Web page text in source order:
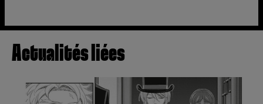
Actualités liées